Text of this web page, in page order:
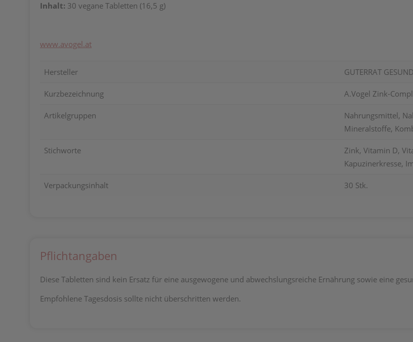
Inhalt: 30 vegane Tabletten (16,5 g)
www.avogel.at
Hersteller GUTERRAT
Kurzbezeichnung A.Vogel Zink-
Artikelgruppen
Nahrungsmittel,
Mineralstoffe,
Stichworte
Zink, Vitamin D,
Kapuzinerkresse,
Verpackungsinhalt 30 Stk.
Pflichtangaben
Diese Tabletten sind kein Ersatz für eine ausgewogene und abwechslungsreiche Ernährung sowie eine
Empfohlene Tagesdosis sollte nicht überschritten werden.